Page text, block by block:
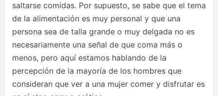
saltarse comidas. Por supuesto, se sabe que el tema
de la alimentación es muy personal y que una
persona sea de talla grande o muy delgada no es
necesariamente una señal de que coma más o
menos, pero aquí estamos hablando de la
percepción de la mayoría de los hombres que
consideran que ver a una mujer comer y disfrutar es